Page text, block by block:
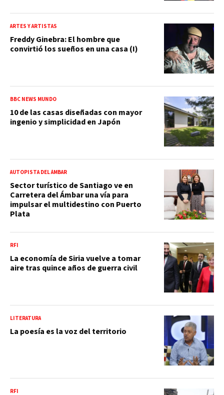
ARTES Y ARTISTAS
Freddy Ginebra: El hombre que
convirtió los sueños en una casa (I)
BBC NEWS MUNDO
10 de las casas diseñadas con mayor
ingenio y simplicidad en Japón
AUTOPISTA DEL ÁMBAR
Sector turístico de Santiago ve en
Carretera del Ámbar una vía para
impulsar el multidestino con Puerto
Plata
RFI
La economía de Siria vuelve a tomar
aire tras quince años de guerra civil
LITERATURA
La poesía es la voz del territorio
RFI